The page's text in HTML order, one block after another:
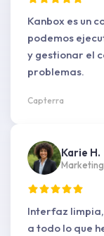
Kanbox es un
podemos
y gestionar el
problemas.
Capterra
Karie H.
Interfaz
a todo lo que